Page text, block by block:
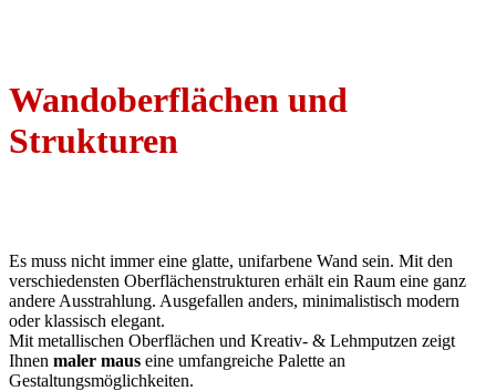
Wandoberflächen und
Strukturen
Es muss nicht immer eine glatte, unifarbene Wand sein. Mit den
verschiedensten Oberflächenstrukturen erhält ein Raum eine ganz
andere Ausstrahlung. Ausgefallen anders, minimalistisch modern
oder klassisch elegant.
Mit metallischen Oberflächen und Kreativ- & Lehmputzen zeigt
Ihnen maler maus eine umfangreiche Palette an
Gestaltungsmöglichkeiten.